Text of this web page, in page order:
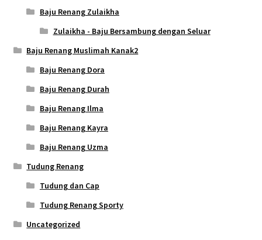
Baju Renang Zulaikha
Zulaikha - Baju Bersambung dengan Seluar
Baju Renang Muslimah Kanak2
Baju Renang Dora
Baju Renang Durah
Baju Renang Ilma
Baju Renang Kayra
Baju Renang Uzma
Tudung Renang
Tudung dan Cap
Tudung Renang Sporty
Uncategorized